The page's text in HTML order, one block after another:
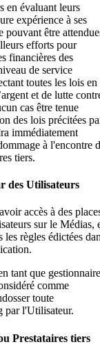
en évaluant leurs
expérience à ses
pouvant être
efforts pour
financières des
de service
toutes les lois en
et de lutte
cas être tenue
des lois précitées
immédiatement
à l'encontre
tiers.
des Utilisateurs
accès à des
sur le Médias,
les règles édictées
tant que gestionnaire
comme
toute
par l'Utilisateur.
Prestataires tiers